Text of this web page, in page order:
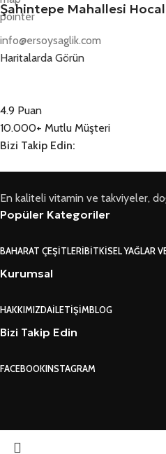
Şahintepe Mahallesi
info@ersoysaglik.com
Haritalarda Görün
4.9 Puan
10.000+ Mutlu Müşteri
Bizi Takip Edin:
En kaliteli vitamin ve takviyeler,
Popüler Kategoriler
BAHARAT ÇEŞITLERIBITKISEL YAĞLAR
Kurumsal
HAKKIMIZDAİLETIŞIMBLOG
Bizi Takip Edin
FACEBOOKINSTAGRAM